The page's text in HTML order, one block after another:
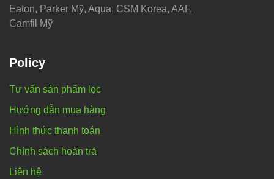
Eaton, Parker Mỹ, Aqua, CSM Korea, AAF,
Camfil Mỹ
Policy
Tư vấn sản phẩm lọc
Hướng dẫn mua hàng
Hình thức thanh toán
Chính sách hoàn trả
Liên hệ